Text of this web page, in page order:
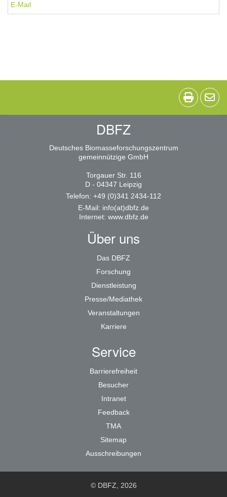
E-Mail
DBFZ
Deutsches Biomasseforschungszentrum
gemeinnützige GmbH
Torgauer Str. 116
D - 04347 Leipzig
Telefon: +49 (0)341 2434-112
E-Mail: info(at)dbfz.de
Internet: www.dbfz.de
Über uns
Das DBFZ
Forschung
Dienstleistung
Presse/Mediathek
Veranstaltungen
Karriere
Service
Barrierefreiheit
Besucher
Intranet
Feedback
TMA
Sitemap
Ausschreibungen
© DBFZ, 2026